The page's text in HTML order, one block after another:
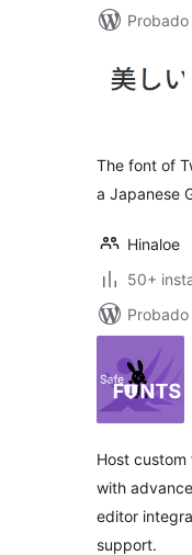
The font of
a Japanese
Hinaloe
50+
Host custom
with
editor
support.